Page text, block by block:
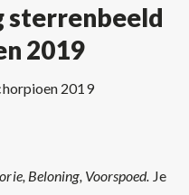
sterrenbeeld
2019
2019
Beloning, Voorspoed. Je